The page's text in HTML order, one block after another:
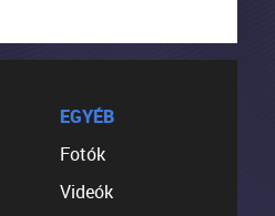
EGYÉB
Fotók
Videók